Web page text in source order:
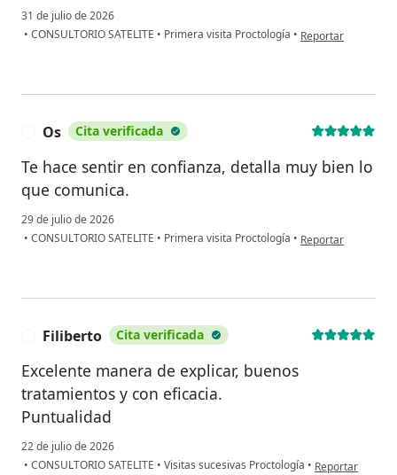
31 de julio de 2026
• CONSULTORIO SATELITE • Primera visita Proctología • en opinión del
Reportar
Os Cita verificada
Te hace sentir en confianza, detalla muy bien lo
que comunica.
29 de julio de 2026
• CONSULTORIO SATELITE • Primera visita Proctología • en opinión del
Reportar
Filiberto Cita verificada
Excelente manera de explicar, buenos
tratamientos y con eficacia.
Puntualidad
22 de julio de 2026
• CONSULTORIO SATELITE • Visitas sucesivas Proctología • en opinión del
Reportar